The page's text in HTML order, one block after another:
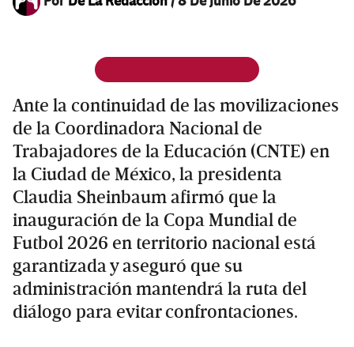
Ante la continuidad de las movilizaciones
de la Coordinadora Nacional de
Trabajadores de la Educación (CNTE) en
la Ciudad de México, la presidenta
Claudia Sheinbaum afirmó que la
inauguración de la Copa Mundial de
Futbol 2026 en territorio nacional está
garantizada y aseguró que su
administración mantendrá la ruta del
diálogo para evitar confrontaciones.